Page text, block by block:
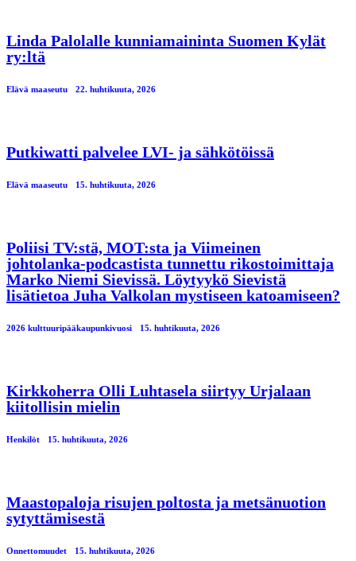
Linda Palolalle kunniamaininta Suomen Kylät
ry:ltä
Elävä maaseutu 22. huhtikuuta, 2026
Putkiwatti palvelee LVI- ja sähkötöissä
Elävä maaseutu 15. huhtikuuta, 2026
Poliisi TV:stä, MOT:sta ja Viimeinen
johtolanka-podcastista tunnettu rikostoimittaja
Marko Niemi Sievissä. Löytyykö Sievistä
lisätietoa Juha Valkolan mystiseen katoamiseen?
2026 kulttuuripääkaupunkivuosi 15. huhtikuuta, 2026
Kirkkoherra Olli Luhtasela siirtyy Urjalaan
kiitollisin mielin
Henkilöt 15. huhtikuuta, 2026
Maastopaloja risujen poltosta ja metsänuotion
sytyttämisestä
Onnettomuudet 15. huhtikuuta, 2026